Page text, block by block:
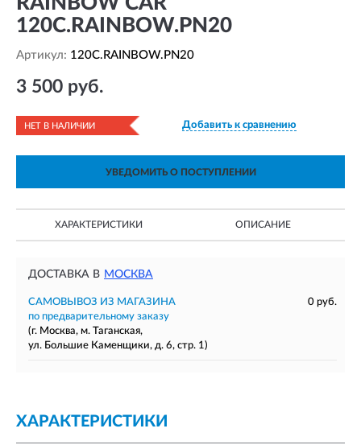
120C.RAINBOW.PN20
Артикул: 120C.RAINBOW.PN20
3 500 руб.
НЕТ В НАЛИЧИИ Добавить к сравнению
УВЕДОМИТЬ О ПОСТУПЛЕНИИ
ХАРАКТЕРИСТИКИ ОПИСАНИЕ
ДОСТАВКА В МОСКВА
САМОВЫВОЗ ИЗ МАГАЗИНА
0 руб.
по предварительному заказу
(г. Москва, м. Таганская,
ул. Большие Каменщики, д. 6, стр. 1)
ХАРАКТЕРИСТИКИ